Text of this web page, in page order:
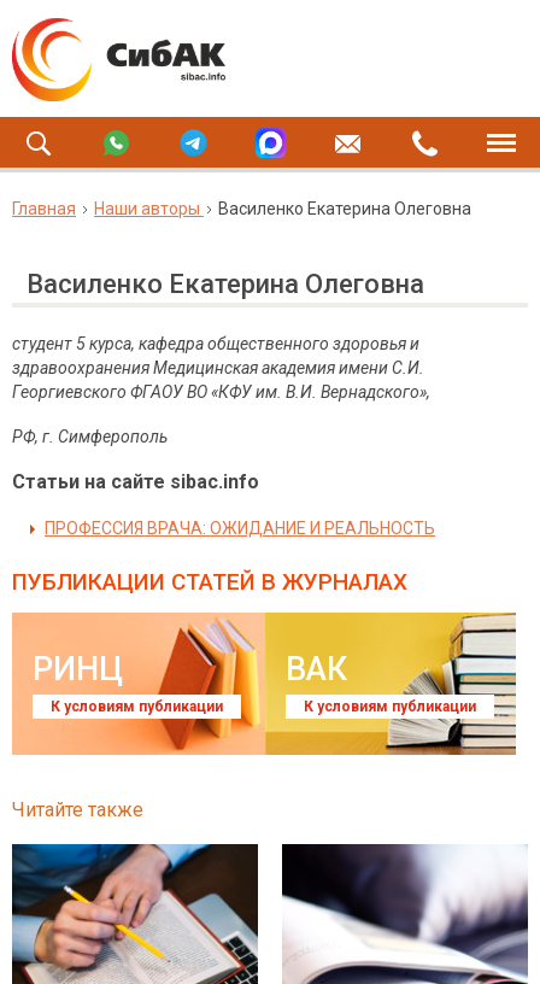
Главная Наши авторы Василенко Екатерина Олеговна
Василенко Екатерина Олеговна
студент 5 курса, кафедра общественного здоровья и
здравоохраненияМедицинская академия имени С.И.
Георгиевского ФГАОУ ВО «КФУ им. В.И. Вернадского»,
РФ, г. Симферополь
Статьи на сайте sibac.info
ПРОФЕССИЯ ВРАЧА: ОЖИДАНИЕ И РЕАЛЬНОСТЬ
ПУБЛИКАЦИИ СТАТЕЙ В ЖУРНАЛАХ
РИНЦ
К условиям публикации
ВАК
К условиям публикации
Читайте также